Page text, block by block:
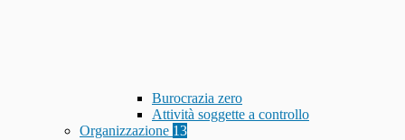
Burocrazia zero
Attività soggette a controllo
Organizzazione 13